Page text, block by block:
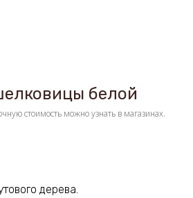
белой
стоимость можно узнать в магазинах.
дерева.